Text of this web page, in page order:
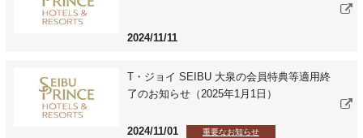
2024/11/11
T・ジョイ SEIBU 大泉の会員特典等適用終
了のお知らせ（2025年1月1日）
2024/11/01 重要なお知らせ